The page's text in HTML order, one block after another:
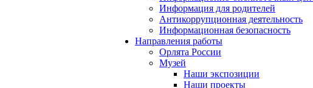
Информация для родителей
Антикоррупционная деятельность
Информационная безопасность
Направления работы
Орлята России
Музей
Наши экспозиции
Наши проекты